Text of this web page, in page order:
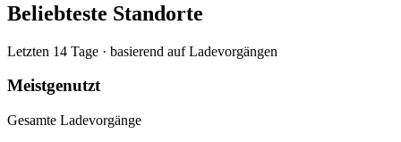
Beliebteste Standorte
Letzten 14 Tage · basierend auf Ladevorgängen
Meistgenutzt
Gesamte Ladevorgänge